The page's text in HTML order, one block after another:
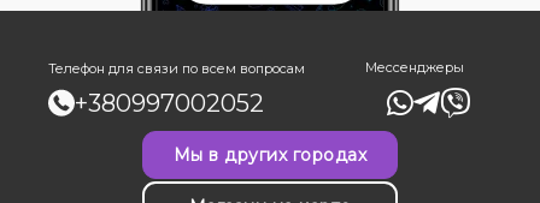
Телефон для связи по всем вопросам
+380997002052
Мессенджеры
Мы в других городах